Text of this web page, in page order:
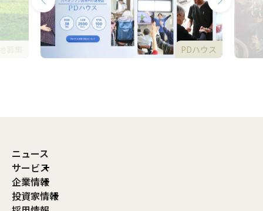
PDハウス
ニュース
サービス
企業情報
投資家情報